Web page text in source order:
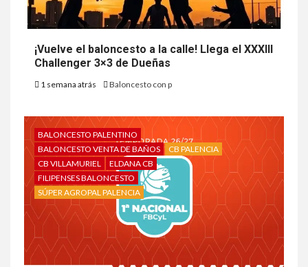
¡Vuelve el baloncesto a la calle! Llega el XXXIII
Challenger 3×3 de Dueñas
1 semana atrás Baloncesto con p
BALONCESTO PALENTINO
BALONCESTO VENTA DE BAÑOS
CB PALENCIA
CB VILLAMURIEL
ELDANA CB
FILIPENSES BALONCESTO
SÚPER AGROPAL PALENCIA